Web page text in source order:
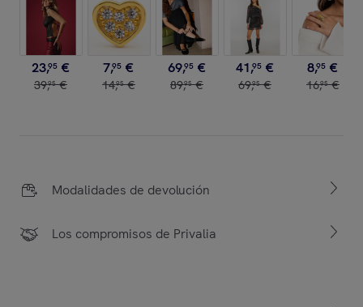
23,95 €
39,95 €
7,95 €
14,95 €
69,95 €
89,95 €
41,95 €
69,95 €
8,95 €
16,95 €
Modalidades de devolución
Los compromisos de Privalia